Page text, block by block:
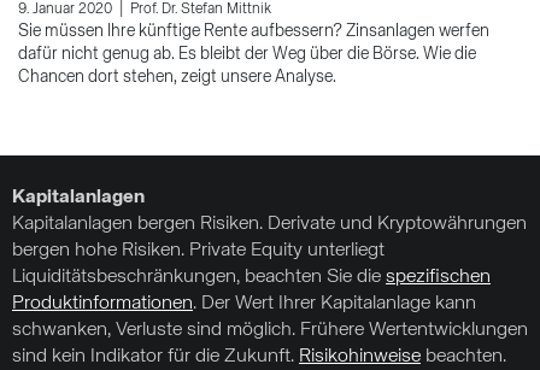
9. Januar 2020 Prof. Dr. Stefan Mittnik
Sie müssen Ihre künftige Rente aufbessern? Zinsanlagen werfen
dafür nicht genug ab. Es bleibt der Weg über die Börse. Wie die
Chancen dort stehen, zeigt unsere Analyse.
Kapitalanlagen
Kapitalanlagen bergen Risiken. Derivate und Kryptowährungen
bergen hohe Risiken. Private Equity unterliegt
Liquiditätsbeschränkungen, beachten Sie die spezifischen
Produktinformationen. Der Wert Ihrer Kapitalanlage kann
schwanken, Verluste sind möglich. Frühere Wertentwicklungen
sind kein Indikator für die Zukunft. Risikohinweise beachten.